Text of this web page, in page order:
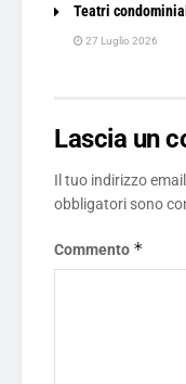
Teatri
27 Luglio 2026
Lascia un
Il tuo indirizzo
obbligatori sono
Commento *